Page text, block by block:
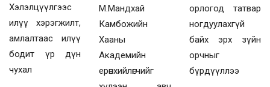
Хэлэлцүүлгээс
илүү хэрэгжилт,
амлалтаас илүү
бодит үр дүн
чухал
М.Мандхай
Камбожийн
Хааны
Академийн
ерөнхийлөгчийг
орлогод татвар
ногдуулахгүй
байх эрх зүйн
орчныг
бүрдүүллээ